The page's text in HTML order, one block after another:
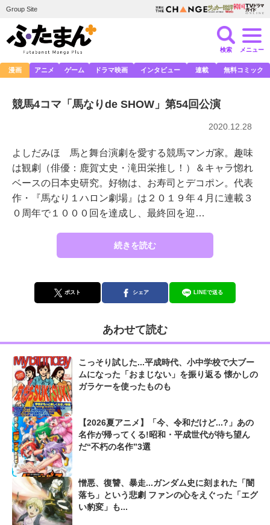
Group Site
検索 メニュー
漫画 アニメ ゲーム ドラマ映画 インタビュー 連載 無料コミック
競馬4コマ「馬なりde SHOW」第54回公演
2020.12.28
よしだみほ 馬と舞台演劇を愛する競馬マンガ家。趣味
は観劇（俳優：鹿賀丈史・滝田栄推し！）＆キャラ惚れ
ベースの日本史研究。好物は、お寿司とデコポン。代表
作・『馬なり１ハロン劇場』は２０１９年４月に連載３
０周年で１０００回を達成し、最終回を迎…
続きを読む
ポスト シェア LINEで送る
あわせて読む
こっそり試した...平成時代、小中学校で大ブー
ムになった「おまじない」を振り返る 懐かしの
ガラケーを使ったものも
【2026夏アニメ】「今、令和だけど...?」あの
名作が帰ってくる!昭和・平成世代が待ち望ん
だ“不朽の名作”3選
憎悪、復讐、暴走...ガンダム史に刻まれた「闇
落ち」という悲劇 ファンの心をえぐった「エグ
い豹変」も...